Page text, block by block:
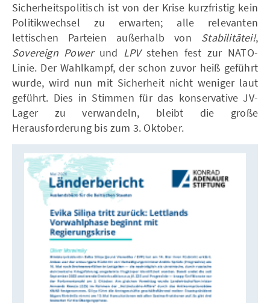
Sicherheitspolitisch ist von der Krise kurzfristig kein
Politikwechsel zu erwarten; alle relevanten
lettischen Parteien außerhalb von Stabilitātei!,
Sovereign Powerund LPVstehen fest zur NATO-
Linie. Der Wahlkampf, der schon zuvor heiß geführt
wurde, wird nun mit Sicherheit nicht weniger laut
geführt. Dies in Stimmen für das konservative JV-
Lager zu verwandeln, bleibt die große
Herausforderung bis zum 3. Oktober.